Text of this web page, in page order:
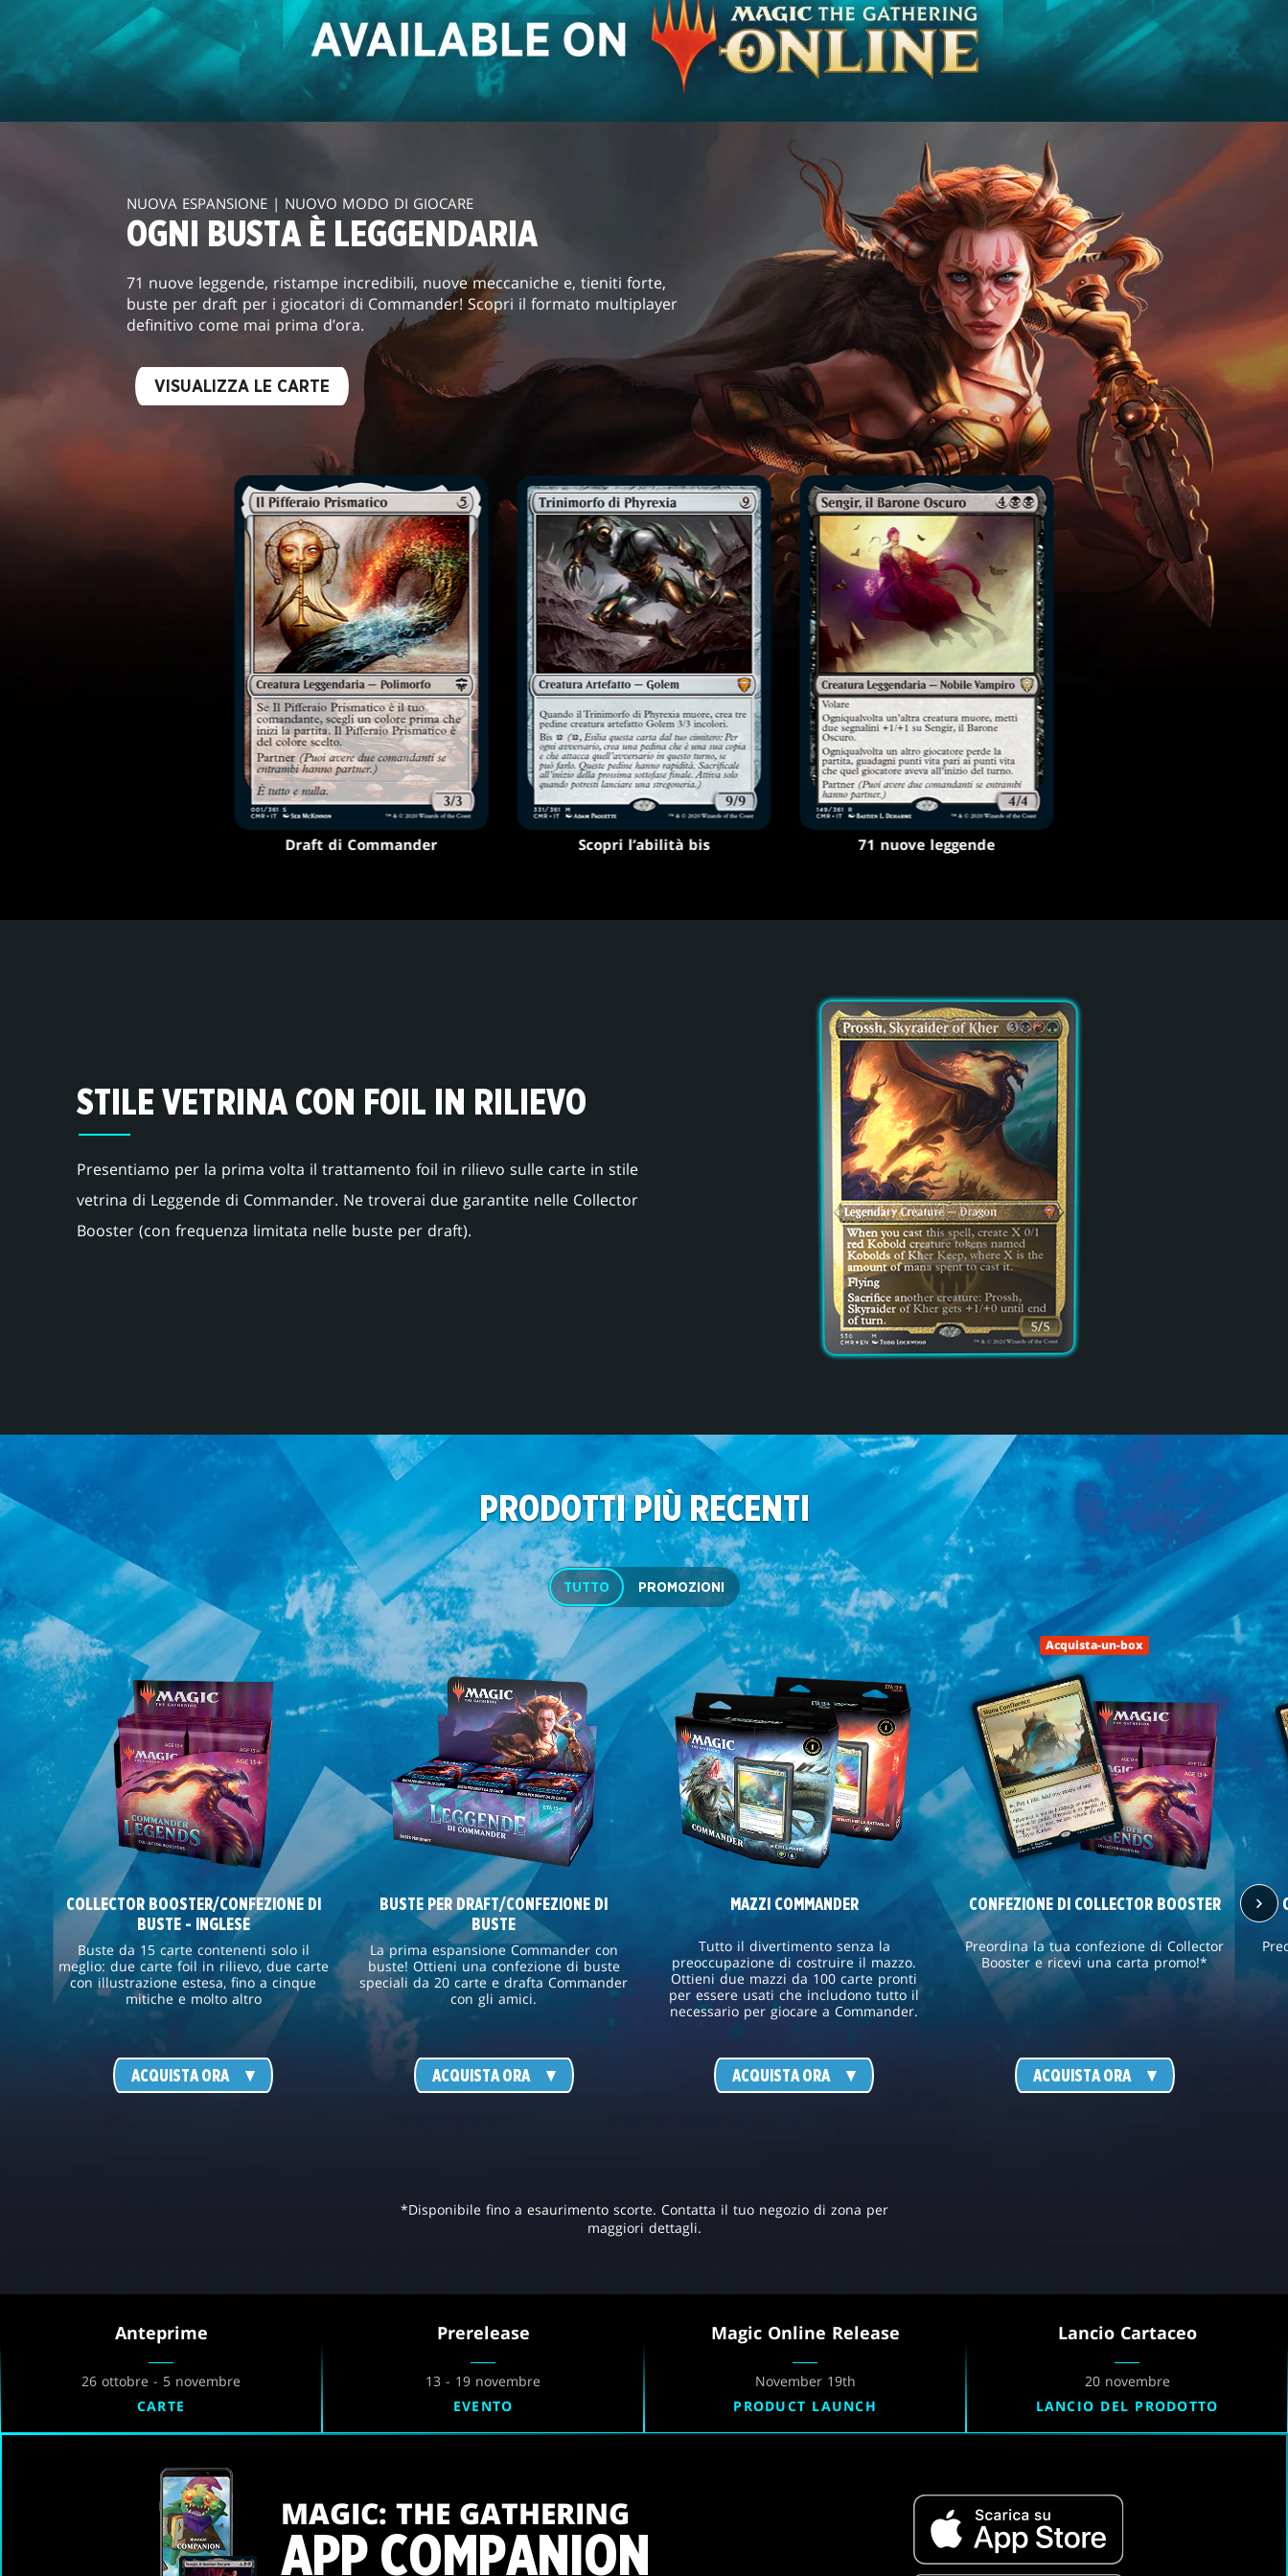
NUOVA ESPANSIONE | NUOVO MODO DI GIOCARE
OGNI BUSTA È LEGGENDARIA
71 nuove leggende, ristampe incredibili, nuove meccaniche e, tieniti forte,
buste per draft per i giocatori di Commander! Scopri il formato multiplayer
definitivo come mai prima d’ora.
VISUALIZZA LE CARTE
Draft di Commander Scopri l’abilità bis 71 nuove leggende
STILE VETRINA CON FOIL IN RILIEVO
Presentiamo per la prima volta il trattamento foil in rilievo sulle carte in stile
vetrina di Leggende di Commander. Ne troverai due garantite nelle Collector
Booster (con frequenza limitata nelle buste per draft).
PRODOTTI PIÙ RECENTI
TUTTO PROMOZIONI
COLLECTOR BOOSTER/CONFEZIONE DI
BUSTE - INGLESE
Buste da 15 carte contenenti solo il
meglio: due carte foil in rilievo, due carte
con illustrazione estesa, fino a cinque
mitiche e molto altro
ACQUISTA ORA
BUSTE PER DRAFT/CONFEZIONE DI
BUSTE
La prima espansione Commander con
buste! Ottieni una confezione di buste
speciali da 20 carte e drafta Commander
con gli amici.
ACQUISTA ORA
MAZZI COMMANDER
Tutto il divertimento senza la
preoccupazione di costruire il mazzo.
Ottieni due mazzi da 100 carte pronti
per essere usati che includono tutto il
necessario per giocare a Commander.
ACQUISTA ORA
Acquista-un-box
CONFEZIONE DI COLLECTOR BOOSTER
Preordina la tua confezione di Collector
Booster e ricevi una carta promo!*
ACQUISTA ORA
*Disponibile fino a esaurimento scorte. Contatta il tuo negozio di zona per
maggiori dettagli.
Anteprime
26 ottobre - 5 novembre
CARTE
Prerelease
13 - 19 novembre
EVENTO
Magic Online Release
November 19th
PRODUCT LAUNCH
Lancio Cartaceo
20 novembre
LANCIO DEL PRODOTTO
MAGIC: THE GATHERING
APP COMPANION